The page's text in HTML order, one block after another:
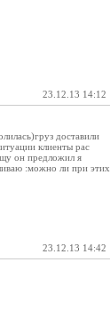
23.12.13 14:12
доставили
клиенты рас
он предложил я
:можно ли при этих
23.12.13 14:42